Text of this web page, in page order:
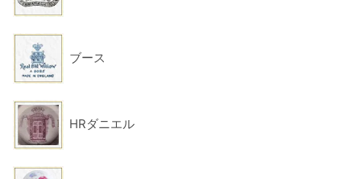
ブース
HRダニエル